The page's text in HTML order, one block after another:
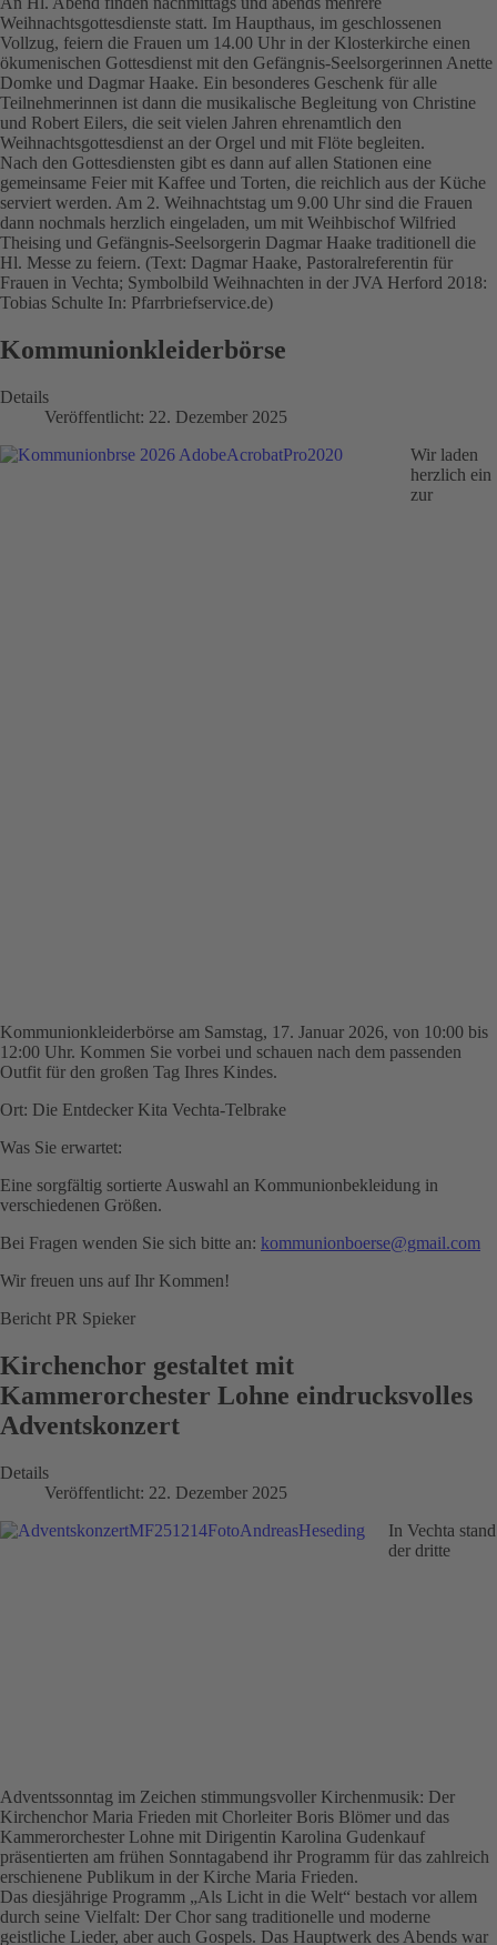
Weihnachtsgottesdienste statt. Im Haupthaus, im geschlossenen
Vollzug, feiern die Frauen um 14.00 Uhr in der Klosterkirche einen
ökumenischen Gottesdienst mit den Gefängnis-Seelsorgerinnen Anette
Domke und Dagmar Haake. Ein besonderes Geschenk für alle
Teilnehmerinnen ist dann die musikalische Begleitung von Christine
und Robert Eilers, die seit vielen Jahren ehrenamtlich den
Weihnachtsgottesdienst an der Orgel und mit Flöte begleiten.
Nach den Gottesdiensten gibt es dann auf allen Stationen eine
gemeinsame Feier mit Kaffee und Torten, die reichlich aus der Küche
serviert werden. Am 2. Weihnachtstag um 9.00 Uhr sind die Frauen
dann nochmals herzlich eingeladen, um mit Weihbischof Wilfried
Theising und Gefängnis-Seelsorgerin Dagmar Haake traditionell die
Hl. Messe zu feiern. (Text: Dagmar Haake, Pastoralreferentin für
Frauen in Vechta; Symbolbild Weihnachten in der JVA Herford 2018:
Tobias Schulte In: Pfarrbriefservice.de)
Kommunionkleiderbörse
Details
Veröffentlicht: 22. Dezember 2025
Wir laden
herzlich ein
zur
Kommunionkleiderbörse am Samstag, 17. Januar 2026, von 10:00 bis
12:00 Uhr. Kommen Sie vorbei und schauen nach dem passenden
Outfit für den großen Tag Ihres Kindes.
Ort: Die Entdecker Kita Vechta-Telbrake
Was Sie erwartet:
Eine sorgfältig sortierte Auswahl an Kommunionbekleidung in
verschiedenen Größen.
Bei Fragen wenden Sie sich bitte an: kommunionboerse@gmail.com
Wir freuen uns auf Ihr Kommen!
Bericht PR Spieker
Kirchenchor gestaltet mit
Kammerorchester Lohne eindrucksvolles
Adventskonzert
Details
Veröffentlicht: 22. Dezember 2025
In Vechta stand
der dritte
Adventssonntag im Zeichen stimmungsvoller Kirchenmusik: Der
Kirchenchor Maria Frieden mit Chorleiter Boris Blömer und das
Kammerorchester Lohne mit Dirigentin Karolina Gudenkauf
präsentierten am frühen Sonntagabend ihr Programm für das zahlreich
erschienene Publikum in der Kirche Maria Frieden.
Das diesjährige Programm „Als Licht in die Welt“ bestach vor allem
durch seine Vielfalt: Der Chor sang traditionelle und moderne
geistliche Lieder, aber auch Gospels. Das Hauptwerk des Abends war